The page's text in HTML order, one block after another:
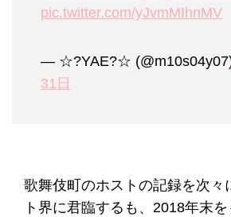
pic.twitter.com/yJvmMIhnMV
— ☆?YAE?☆
31日
歌舞伎町のホストの記録を次々
ト界に君臨するも、2018年末